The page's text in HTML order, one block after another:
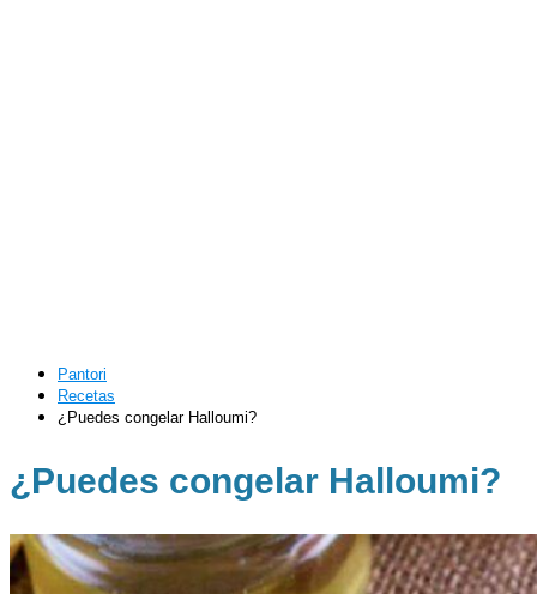
Pantori
Recetas
¿Puedes congelar Halloumi?
¿Puedes congelar Halloumi?